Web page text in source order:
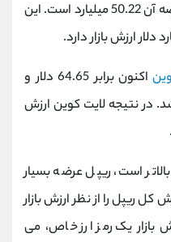
این مقاله 438/. دلار و مجموع عرضه آن 50.22 میلیارد است. این
اکنون برابر 64.65 دلار و
72 میلیون باشد. در نتیجه لایت کوین ارزش
است، ریپل عرضه بسیار
ریپل را از نظر ارزش بازار
بازار یک رمز ارز خاص، می